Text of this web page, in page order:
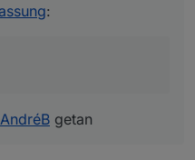
dran arbeiten
es ist ja dein Skript, da
:
AndréB getan